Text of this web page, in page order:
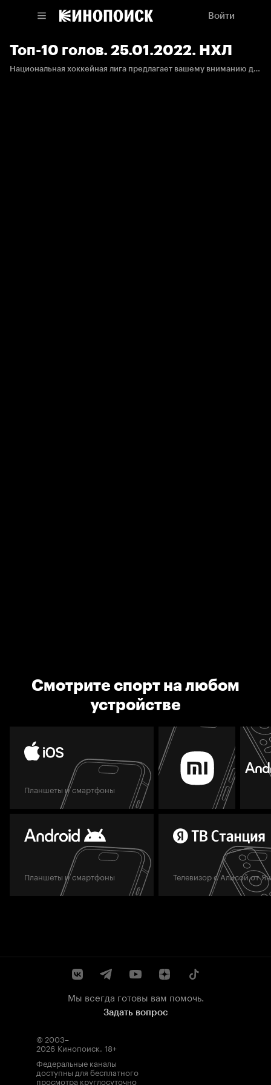
Войти
Топ-10 голов. 25.01.2022. НХЛ
Национальная хоккейная лига предлагает вашему вниманию десятку самых красивых голов минувшей недели.
Смотрите спорт на любом
устройстве
Планшеты и смартфоны
Планшеты и смартфоны Телевизор с Алисой от
Мы всегда готовы вам помочь.
Задать вопрос
© 2003–
2026 Кинопоиск. 18+
Федеральные каналы
доступны для бесплатного
просмотра круглосуточно